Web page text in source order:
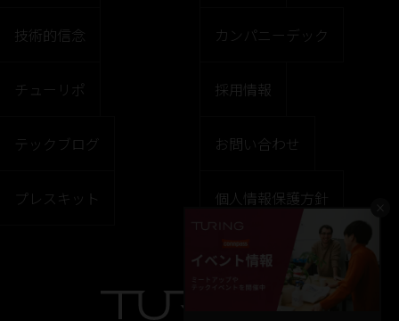
技術的信念
チューリポ
テックブログ
プレスキット
カンパニーデック
採用情報
お問い合わせ
個人情報保護方針